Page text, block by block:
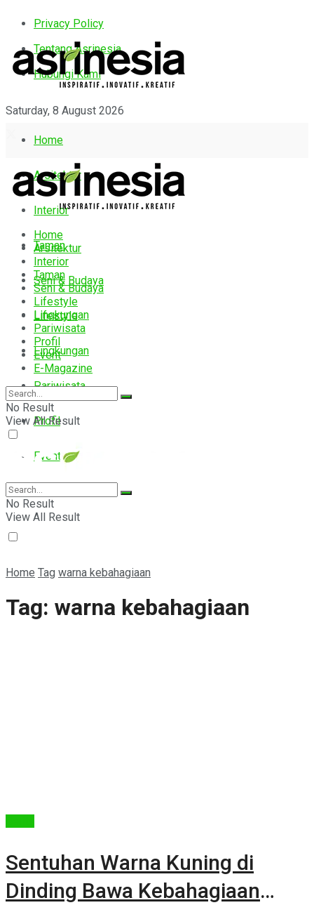
Privacy Policy
Tentang Asrinesia
Hubungi Kami
Saturday, 8 August 2026
Home
Arsitektur
Interior
Taman
Seni & Budaya
Lifestyle
Lingkungan
Pariwisata
Profil
Event
E-Magazine
Home
Arsitektur
Interior
Taman
Seni & Budaya
Lifestyle
Lingkungan
Pariwisata
Profil
Event
E-Magazine
No Result
View All Result
No Result
View All Result
Home Tag warna kebahagiaan
Tag: warna kebahagiaan
Sentuhan Warna Kuning di
Dinding Bawa Kebahagiaan